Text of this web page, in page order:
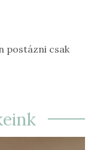
postázni csak